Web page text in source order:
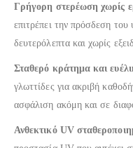
Γρήγορη στερέωση χωρίς
επιτρέπει την πρόσδεση
δευτερόλεπτα και χωρίς
Σταθερό κράτημα και
γλωττίδες για ακριβή
ασφάλιση ακόμη και σε
Ανθεκτικό UV